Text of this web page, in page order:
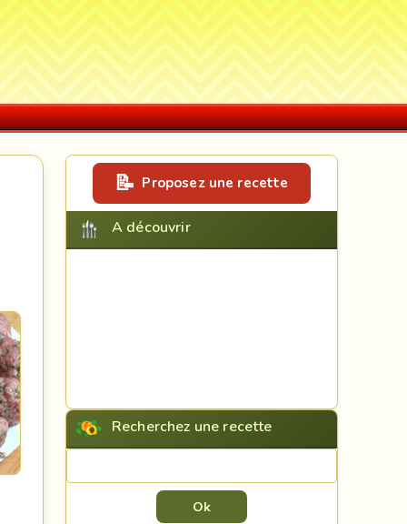
Proposez une recette
A découvrir
Recherchez une recette